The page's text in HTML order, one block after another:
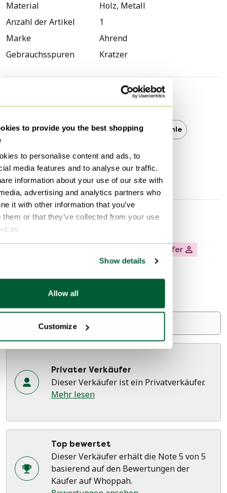
to provide you the best shopping
to personalise content and ads, to
media features and to analyse our traffic.
information about your use of our site with
advertising and analytics partners who
it with other information that you’ve
them or that they’ve collected from your use
Show details
Allow all
Customize
Holzarbeiten in Blau und Metall in Weiß lackiert
In gutem Vintage-Zustand, wenn man sein Alter
Gebrauchsspuren als Klassen, so dass sich an einigen
Der Versand ist mit grober Paketpost möglich
Material
Holz, Metall
Anzahl der Artikel
1
Marke
Ahrend
Gebrauchsspuren
Kratzer
Entdecken Sie mehr
Ahrend Ahrend Esszimmerstühle
Esszimmerstühle
Verkäuferinformationen
Privater Verkäufer
Bei Whoppah seit Februar 2023 • 161 Verkäufe
Verkäufer kontaktieren
Privater Verkäufer
Dieser Verkäufer ist ein Privatverkäufer.
Mehr lesen
Top bewertet
Dieser Verkäufer erhält die Note 5 von 5
basierend auf den Bewertungen der
Käufer auf Whoppah.